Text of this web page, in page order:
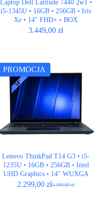
Laptop Dell Latitude 7440 2w1 •
i5-1345U • 16GB • 256GB • Iris
Xe • 14″ FHD+ • BOX
3.449,00zł
PROMOCJA
Lenovo ThinkPad T14 G3 • i5-
1235U • 16GB • 256GB • Intel
UHD Graphics • 14″ WUXGA
3.199,00zł
Pierwotna
2.299,00zł
Aktualna